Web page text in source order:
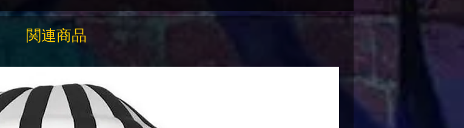
関連商品